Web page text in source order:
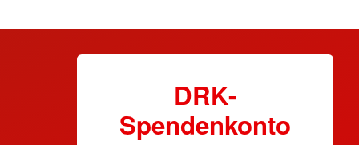
DRK-
Spendenkonto